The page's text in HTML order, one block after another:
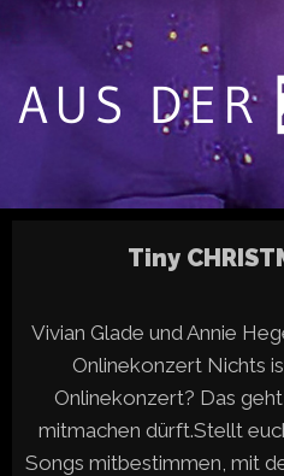
Tiny
Vivian Glade und Annie
Onlinekonzert Nichts
Onlinekonzert? Das
mitmachen dürft.Stellt
Songs mitbestimmen, mit